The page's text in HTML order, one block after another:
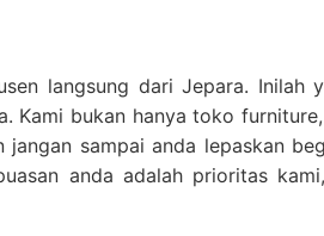
langsung dari Jepara. Inilah
Kami bukan hanya toko
sampai anda lepaskan
anda adalah prioritas